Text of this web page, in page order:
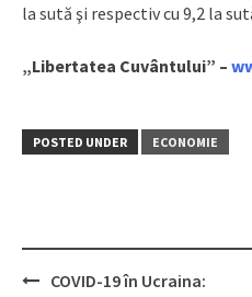
la sută şi respectiv cu 9,2 la
„Libertatea Cuvântului” –
POSTED UNDER ECONOMIE
COVID-19 în Ucraina: